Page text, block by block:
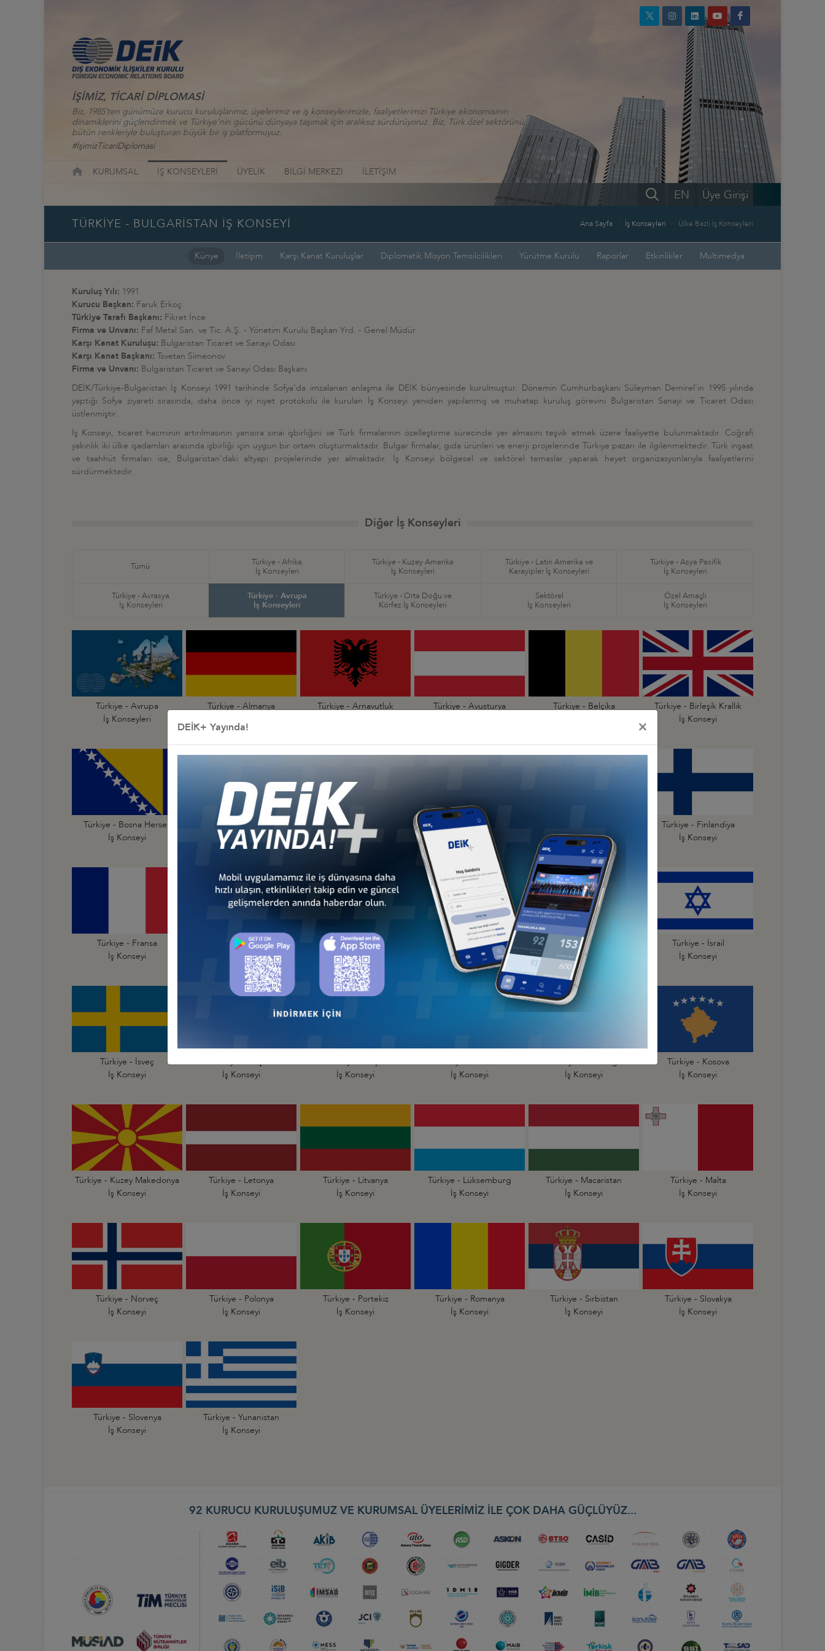
İŞİMİZ, TİCARİ DİPLOMASİ
Biz, 1985’ten günümüze kurucu kuruluşlarımız, üyelerimiz ve iş konseylerimizle, faaliyetlerimizi Türkiye ekonomisinin
dinamiklerini güçlendirmek ve Türkiye’nin gücünü dünyaya taşımak için aralıksız sürdürüyoruz. Biz, Türk özel sektörünü
bütün renkleriyle buluşturan büyük bir iş platformuyuz.
#İşimizTicariDiplomasi
KURUMSAL İŞ KONSEYLERİ ÜYELİK BİLGİ MERKEZİ İLETİŞİM
Üye Girişi
EN
TÜRKİYE - BULGARİSTAN İŞ KONSEYİ Ana Sayfa İş Konseyleri Ülke Bazlı İş Konseyleri
Künye İletişim Karşı Kanat Kuruluşlar Diplomatik Misyon Temsilcilikleri Yürütme Kurulu Raporlar Etkinlikler Multimedya
Kuruluş Yılı: 1991
Kurucu Başkan: Faruk Erkoç
Türkiye Tarafı Başkanı: Fikret İnce
Firma ve Unvanı: Faf Metal San. ve Tic. A.Ş. - Yönetim Kurulu Başkan Yrd. - Genel Müdür
Karşı Kanat Kuruluşu: Bulgaristan Ticaret ve Sanayi Odası
Karşı Kanat Başkanı: Tsvetan Simeonov
Firma ve Unvanı: Bulgaristan Ticaret ve Sanayi Odası Başkanı
DEİK/Türkiye-Bulgaristan İş Konseyi 1991 tarihinde Sofya'da imzalanan anlaşma ile DEİK bünyesinde kurulmuştur. Dönemin Cumhurbaşkanı Süleyman Demirel'in 1995 yılında
yaptığı Sofya ziyareti sırasında, daha önce iyi niyet protokolü ile kurulan İş Konseyi yeniden yapılanmış ve muhatap kuruluş görevini Bulgaristan Sanayi ve Ticaret Odası
üstlenmiştir.
İş Konseyi, ticaret hacminin artırılmasının yanısıra sınai işbirliğini ve Türk firmalarının özelleştirme sürecinde yer almasını teşvik etmek üzere faaliyette bulunmaktadır. Coğrafi
yakınlık iki ülke işadamları arasında işbirliği için uygun bir ortam oluşturmaktadır. Bulgar firmalar, gıda ürünleri ve enerji projelerinde Türkiye pazarı ile ilgilenmektedir. Türk inşaat
ve taahhüt firmaları ise, Bulgaristan'daki altyapı projelerinde yer almaktadır. İş Konseyi bölgesel ve sektörel temaslar yaparak heyet organizasyonlarıyla faaliyetlerini
sürdürmektedir.
Diğer İş Konseyleri
Tümü
Türkiye - Afrika
İş Konseyleri
Türkiye - Kuzey Amerika
İş Konseyleri
Türkiye - Latin Amerika ve
Karayipler İş Konseyleri
Türkiye - Asya Pasifik
İş Konseyleri
Türkiye - Avrasya
İş Konseyleri
Türkiye - Avrupa
İş Konseyleri
Türkiye - Orta Doğu ve
Körfez İş Konseyleri
Sektörel
İş Konseyleri
Özel Amaçlı
İş Konseyleri
Türkiye - Avrupa
İş Konseyleri
Türkiye - Almanya
Türkiye - Arnavutluk
Türkiye - Avusturya
Türkiye - Belçika
Türkiye - Birleşik Krallık
İş Konseyi
Türkiye - Bosna Hersek
İş Konseyi
Türkiye - Bulgaristan
İş Konseyi
Türkiye - Çekya
İş Konseyi
Türkiye - Danimarka
İş Konseyi
İş Konseyi
Türkiye - Finlandiya
İş Konseyi
Türkiye - Fransa
İş Konseyi
Türkiye - Hırvatistan
İş Konseyi
Türkiye - Hollanda
İş Konseyi
Türkiye - İrlanda
İş Konseyi
Türkiye - İspanya
İş Konseyi
Türkiye - İsrail
İş Konseyi
Türkiye - İsveç
İş Konseyi
Türkiye - İsviçre
İş Konseyi
Türkiye - İtalya
İş Konseyi
Türkiye - K.K.T.C.
İş Konseyi
Türkiye - Karadağ
İş Konseyi
Türkiye - Kosova
İş Konseyi
Türkiye - Kuzey Makedonya
İş Konseyi
Türkiye - Letonya
İş Konseyi
Türkiye - Litvanya
İş Konseyi
Türkiye - Lüksemburg
İş Konseyi
Türkiye - Macaristan
İş Konseyi
Türkiye - Malta
İş Konseyi
Türkiye - Norveç
İş Konseyi
Türkiye - Polonya
İş Konseyi
Türkiye - Portekiz
İş Konseyi
Türkiye - Romanya
İş Konseyi
Türkiye - Sırbistan
İş Konseyi
Türkiye - Slovakya
İş Konseyi
Türkiye - Slovenya
İş Konseyi
Türkiye - Yunanistan
İş Konseyi
92 KURUCU KURULUŞUMUZ VE KURUMSAL ÜYELERİMİZ İLE ÇOK DAHA GÜÇLÜYÜZ...
DEİK+ Yayında! ×